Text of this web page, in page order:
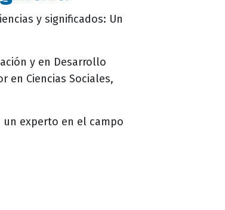
y significados: Un
y en Desarrollo
en Ciencias Sociales,
experto en el campo